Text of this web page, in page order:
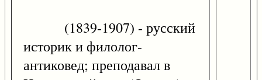
(1839-1907) - русский
историк и филолог-
антиковед; преподавал в